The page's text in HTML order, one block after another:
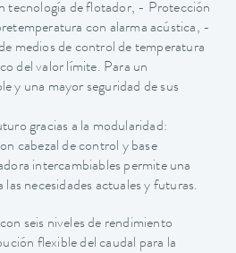
tecnología de flotador, - Protección
con alarma acústica, -
medios de control de temperatura
del valor límite. Para un
y una mayor seguridad de sus
gracias a la modularidad:
cabezal de control y base
intercambiables permite una
las necesidades actuales y futuras.
seis niveles de rendimiento
flexible del caudal para la